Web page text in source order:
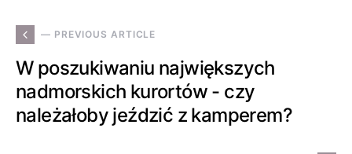
— PREVIOUS ARTICLE
W poszukiwaniu największych
nadmorskich kurortów - czy
należałoby jeździć z kamperem?